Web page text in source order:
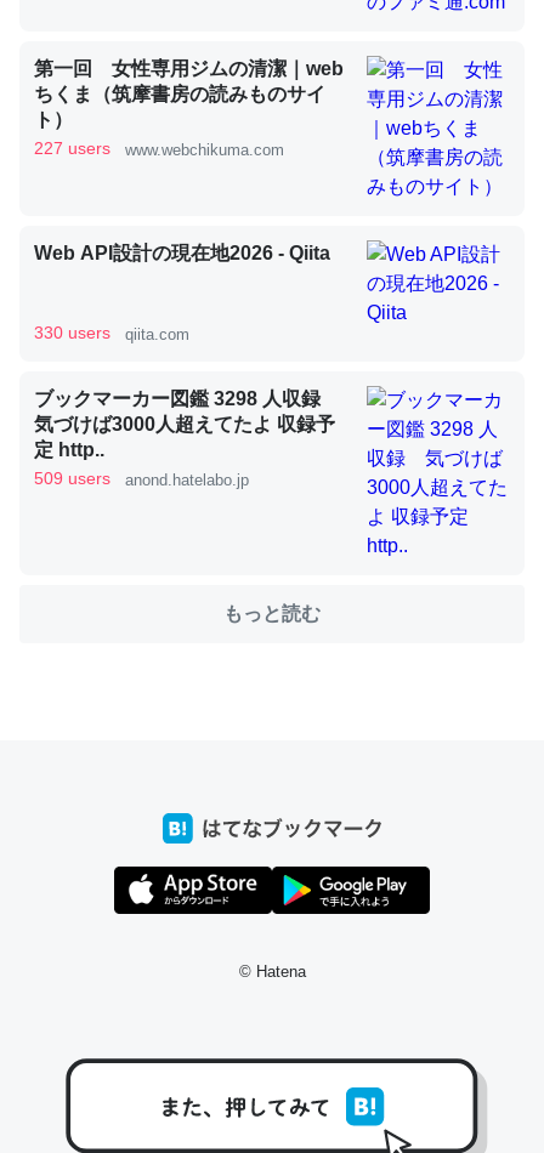
これを元に考えるとカルシウムを大量に使う脊椎動物と貝
類は苦労してるんだな…。腹足類だと殻を無くしてナメク
─ニュース :: 【研究発表】昆虫学の大問題＝「昆虫はなぜ海にいな
いのか」に関する新仮説
ウチもEchoを実家に置いて４年。でたまに覗いてる。ぼ
ちぼちRingも置こうかと画策中。あと、Googleマップで
位置情報を共有してる。電池残量や充電中かが分かるので
─たまにLINEするくらいだった遠方の父67歳と僕。ITツール導入で
コミュニケーションが劇的に変化した｜tayorini by LIFULL介護
─たまにLINEするくらいだった遠方の父67歳と僕。ITツール導入で
回線代ほとんどかからないですよ。参考：
https://toyoshi.hatenablog.com/entry/2019/05/15/1805
34
第一回 女性専用ジムの清潔｜web
ちくま（筑摩書房の読みものサイ
ト）
227 users www.webchikuma.com
Web API設計の現在地2026 - Qiita
330 users qiita.com
ブックマーカー図鑑 3298 人収録
気づけば3000人超えてたよ 収録予
定 http..
509 users anond.hatelabo.jp
もっと読む
© Hatena